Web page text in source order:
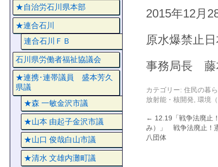
2015年12月
原水爆禁止
事務局長 藤
カテゴリー: 住民の暮
放射能・核開発 環境
← 12.19「戦争法廃止
み）」 戦争法廃止！
八団体
★自治労石川県本部
★連合石川
連合石川ＦＢ
石川県労働者福祉協議会
★連携･連帯議員 盛本芳久
県議
★森 一敏金沢市議
★山本 由起子金沢市議
★山口 俊哉白山市議
★清水 文雄内灘町議